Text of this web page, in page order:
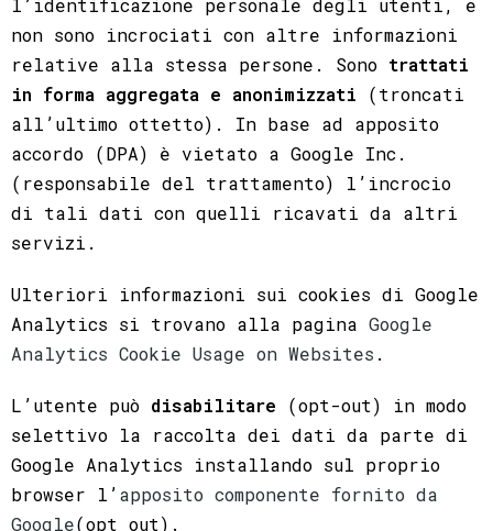
l’identificazione personale degli utenti, e
non sono incrociati con altre informazioni
relative alla stessa persone. Sono trattati
in forma aggregata e anonimizzati (troncati
all’ultimo ottetto). In base ad apposito
accordo (DPA) è vietato a Google Inc.
(responsabile del trattamento) l’incrocio
di tali dati con quelli ricavati da altri
servizi.
Ulteriori informazioni sui cookies di Google
Analytics si trovano alla pagina Google
Analytics Cookie Usage on Websites .
L’utente può disabilitare (opt-out) in modo
selettivo la raccolta dei dati da parte di
Google Analytics installando sul proprio
browser l’apposito componente fornito da
Google(opt out).